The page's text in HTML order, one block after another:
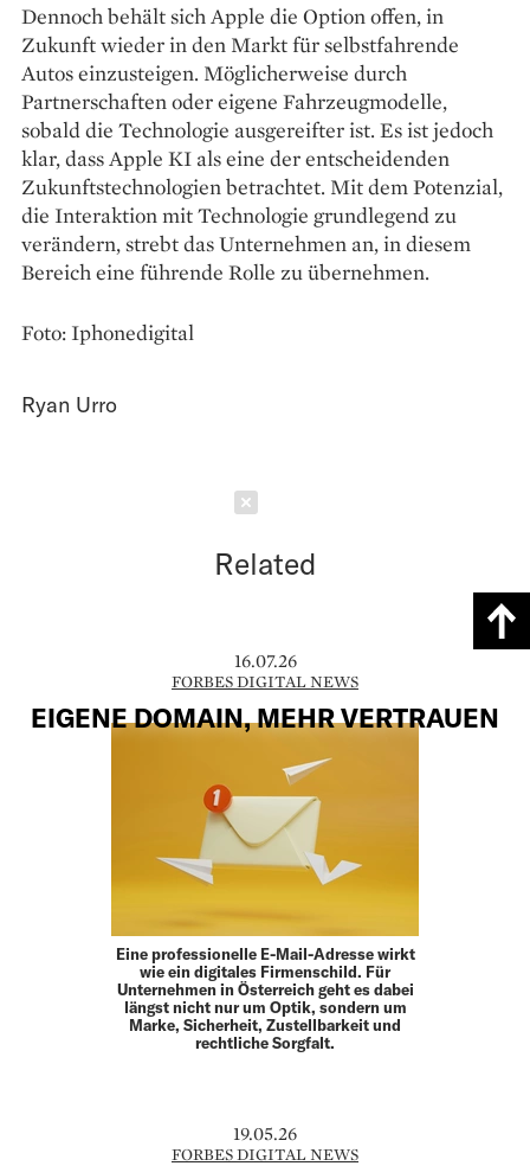
Dennoch behält sich Apple die Option offen, in
Zukunft wieder in den Markt für selbstfahrende
Autos einzusteigen. Möglicherweise durch
Partnerschaften oder eigene Fahrzeugmodelle,
sobald die Technologie ausgereifter ist. Es ist jedoch
klar, dass Apple KI als eine der entscheidenden
Zukunftstechnologien betrachtet. Mit dem Potenzial,
die Interaktion mit Technologie grundlegend zu
verändern, strebt das Unternehmen an, in diesem
Bereich eine führende Rolle zu übernehmen.
Foto: Iphonedigital
Ryan Urro
Related
16.07.26
FORBES DIGITAL NEWS
EIGENE DOMAIN, MEHR VERTRAUEN
Eine professionelle E-Mail-Adresse wirkt
wie ein digitales Firmenschild. Für
Unternehmen in Österreich geht es dabei
längst nicht nur um Optik, sondern um
Marke, Sicherheit, Zustellbarkeit und
rechtliche Sorgfalt.
19.05.26
FORBES DIGITAL NEWS